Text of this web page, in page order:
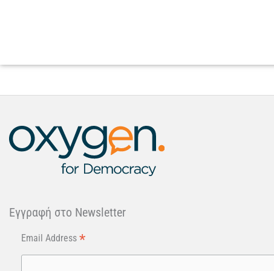
Εγγραφή στo Newsletter
Email Address *